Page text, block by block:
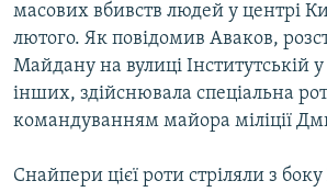
масових вбивств людей у центрі
лютого. Як повідомив Аваков,
Майдану на вулиці Інститутській
інших, здійснювала спеціальна
командуванням майора міліції
Снайпери цієї роти стріляли з